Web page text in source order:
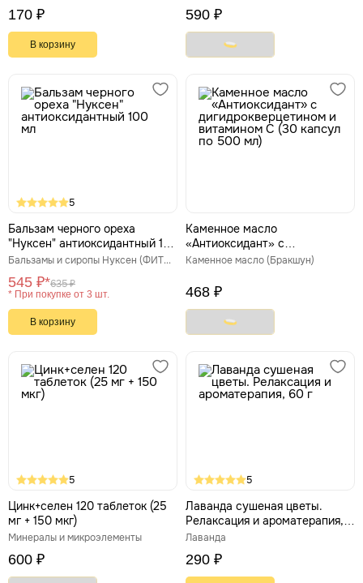
170 ₽
В корзину
590 ₽
5
Бальзам черного ореха
"Нуксен" антиоксидантный 100
мл
Бальзамы и сиропы Нуксен (ФИТЭКО)
545 ₽*635 ₽
* При покупке от 3 шт.
В корзину
Каменное масло
«Антиоксидант» с
дигидрокверцетином и
500 мл)
Каменное масло (Бракшун)
468 ₽
5
Цинк+селен 120 таблеток (25
мг + 150 мкг)
Минералы и микроэлементы
600 ₽
5
Лаванда сушеная цветы.
Релаксация и ароматерапия,
60 г
Лаванда
290 ₽